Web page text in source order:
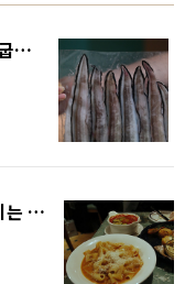
친구가 선물한 바다장어 어떡하지? 장어 굽는 법 생각보다 쉬웠다!
익선동 한옥 레스토랑 르블란서에서 즐기는 프랑스 가정식